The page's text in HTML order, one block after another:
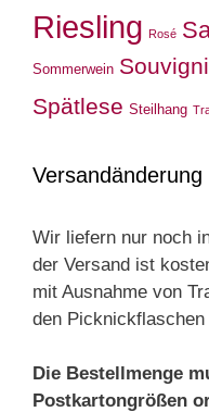
Riesling Rosé
Sommerwein
Spätlese Steilhang
Versandänderung
Wir liefern nur noch
der Versand ist
mit Ausnahme von
den
Die Bestellmenge
Postkartongrößen